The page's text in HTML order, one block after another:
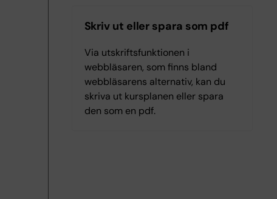
Skriv ut eller spara som pdf
Via utskriftsfunktionen i
webbläsaren, som finns bland
webbläsarens alternativ, kan du
skriva ut kursplanen eller spara
den som en pdf.